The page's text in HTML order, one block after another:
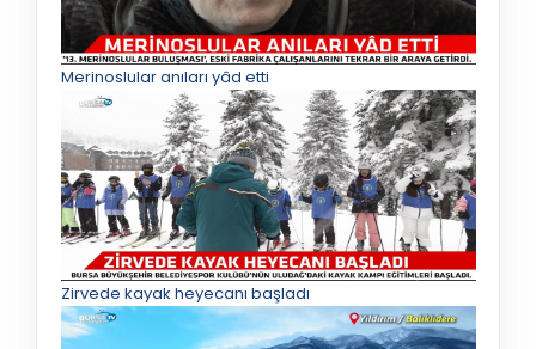
Merinoslular anıları yâd etti
Zirvede kayak heyecanı başladı